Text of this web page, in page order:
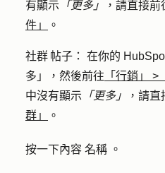
有顯示 「更多」 ，請直接前
件」
。
社群 帖子 ： 在你的
多」
，然後前往 「行銷」 >
中沒有顯示 「更多」 ，請
群」
。
按一下內容 名稱 。